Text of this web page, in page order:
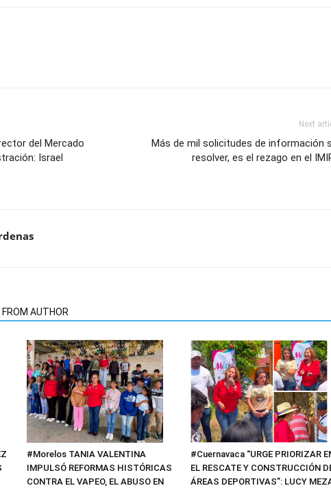
del Mercado
Israel
Next
Más de mil solicitudes de información
resolver, es el rezago en el
FROM AUTHOR
#Morelos TANIA VALENTINA
IMPULSÓ REFORMAS HISTÓRICAS
CONTRA EL VAPEO, EL ABUSO EN
#Cuernavaca “URGE PRIORIZAR
EL RESCATE Y CONSTRUCCIÓN
ÁREAS DEPORTIVAS”: LUCY